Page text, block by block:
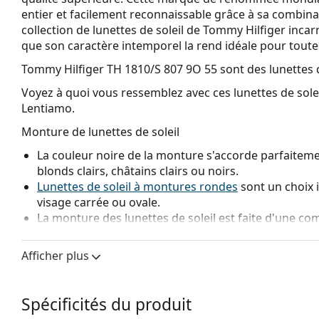
entier et facilement reconnaissable grâce à sa
collection de lunettes de soleil de Tommy Hilfiger
que son caractère intemporel la rend idéale pour
Tommy Hilfiger TH 1810/S 807 9O 55sont des lunettes
Voyez à quoi vous ressemblez avec ces lunettes de
Lentiamo.
Monture de lunettes de soleil
La couleur noire de la monture s'accorde
blonds clairs, châtains clairs ou noirs.
Lunettes de soleil à montures rondes sont un choix
visage carrée ou ovale.
La monture des lunettes de soleil est faite d'une
Les plaquettes de nez réglables permettent de
lunettes de soleil. Les plaquettes de nez
expérimenté afin d'éviter tout dommage ou
Afficher plus
Spécificités du produit